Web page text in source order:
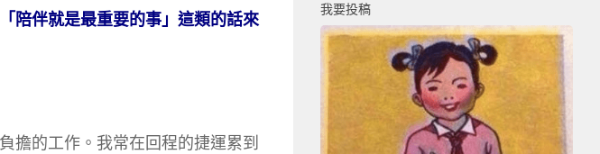
陪伴就是最重要的事」這類的話來
擔的工作。我常在回程的捷運累到
我要投稿